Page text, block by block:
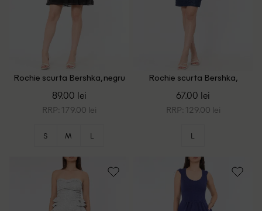
Rochie scurta Bershka, negru
89.00 lei
RRP: 179.00 lei
S M L
Rochie scurta Bershka,
67.00 lei
RRP: 129.00 lei
L